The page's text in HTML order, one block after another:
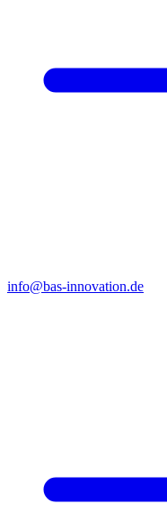
info@bas-innovation.de